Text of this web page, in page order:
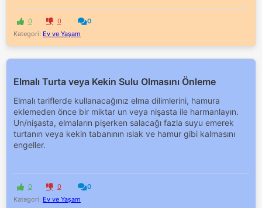
0 0
0
Kategori: Ev ve Yaşam
Elmalı Turta veya Kekin Sulu Olmasını Önleme
Elmalı tariflerde kullanacağınız elma dilimlerini, hamura
eklemeden önce bir miktar un veya nişasta ile harmanlayın.
Un/nişasta, elmaların pişerken salacağı fazla suyu emerek
turtanın veya kekin tabanının ıslak ve hamur gibi kalmasını
engeller.
0 0
0
Kategori: Ev ve Yaşam